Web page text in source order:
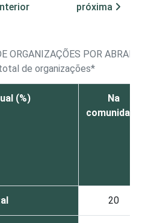
próxima
ORGANIZAÇÕES POR
de organizações*
(%)
Na
comunidade
20